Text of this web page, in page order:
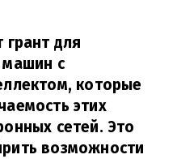
для
машин с
которые
этих
сетей. Это
возможности